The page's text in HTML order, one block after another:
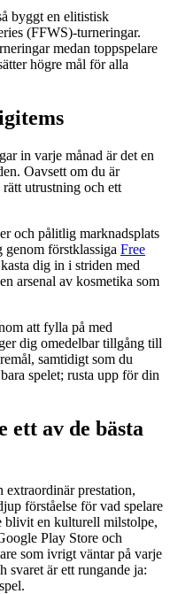
byggt en elitistisk
(FFWS)-turneringar.
medan toppspelare
högre mål för alla
in varje månad är det en
Oavsett om du är
utrustning och ett
och pålitlig marknadsplats
genom förstklassiga Free
dig in i striden med
arsenal av kosmetika som
att fylla på med
dig omedelbar tillgång till
samtidigt som du
spelet; rusta upp för din
av de bästa
extraordinär prestation,
förståelse för vad spelare
blivit en kulturell milstolpe,
Play Store och
som ivrigt väntar på varje
svaret är ett rungande ja: